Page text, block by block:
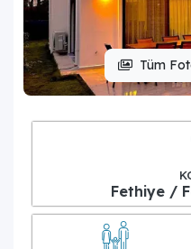
Tüm
Fethiye /